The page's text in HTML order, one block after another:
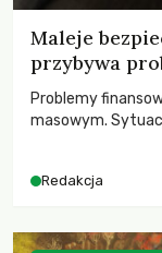
Maleje
przybywa
Problemy
masowym.
Redakcja